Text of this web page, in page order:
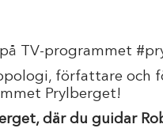
TV-programmet
författare och
Prylberget!
där du guidar